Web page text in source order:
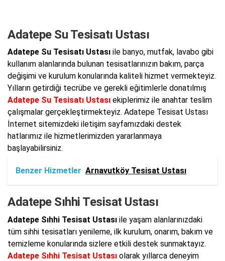
Adatepe Su Tesisatı Ustası
Adatepe Su Tesisatı Ustası ile banyo, mutfak, lavabo gibi
kullanım alanlarında bulunan tesisatlarınızın bakım, parça
değişimi ve kurulum konularında kaliteli hizmet vermekteyiz.
Yılların getirdiği tecrübe ve gerekli eğitimlerle donatılmış
Adatepe Su Tesisatı Ustası ekiplerimiz ile anahtar teslim
çalışmalar gerçekleştirmekteyiz. Adatepe Tesisat Ustası
İnternet sitemizdeki iletişim sayfamızdaki destek
hatlarımız ile hizmetlerimizden yararlanmaya
başlayabilirsiniz.
Benzer Hizmetler Arnavutköy Tesisat Ustası
Adatepe Sıhhi Tesisat Ustası
Adatepe Sıhhi Tesisat Ustası ile yaşam alanlarınızdaki
tüm sıhhi tesisatları yenileme, ilk kurulum, onarım, bakım ve
temizleme konularında sizlere etkili destek sunmaktayız.
Adatepe Sıhhi Tesisat Ustası olarak yıllarca deneyim